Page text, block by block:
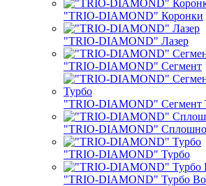
"TRIO-DIAMOND" Коронки
"TRIO-DIAMOND" Лазер
"TRIO-DIAMOND" Сегмент
"TRIO-DIAMOND" Сегмент
"TRIO-DIAMOND"
"TRIO-DIAMOND" Турбо
"TRIO-DIAMOND" Турбо